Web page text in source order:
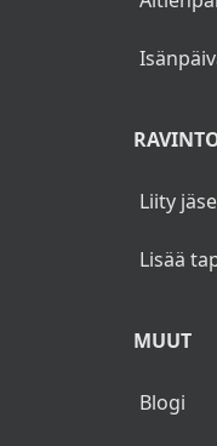
Liity
Lisää
MUUT
Blogi